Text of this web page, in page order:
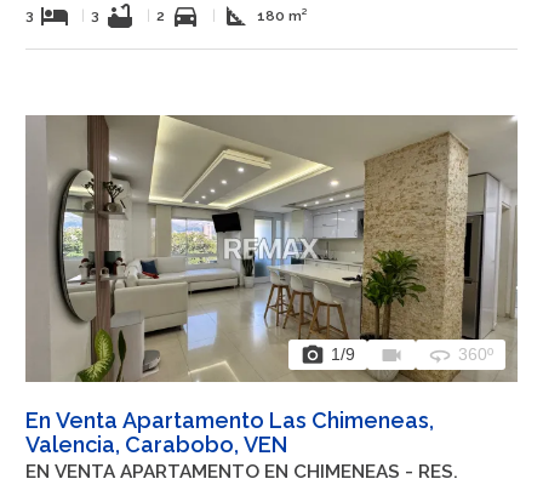
3 hotel 3 bathtub 2 directions_car square_foot 180 m²
photo_camera 1/9 videocam 360 360º
En Venta Apartamento Las Chimeneas,
Valencia, Carabobo, VEN
EN VENTA APARTAMENTO EN CHIMENEAS - RES.